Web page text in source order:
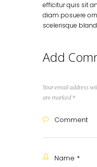
efficitur quis sit
diam posuere
scelerisque
Add
Your email address
are marked *